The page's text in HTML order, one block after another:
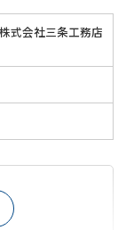
式会社三条工務店